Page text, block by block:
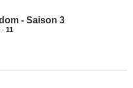
- Saison 3
- 11